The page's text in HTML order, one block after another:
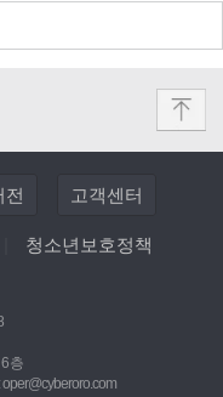
전 고객센터
청소년보호정책
층
oper@cyberoro.com